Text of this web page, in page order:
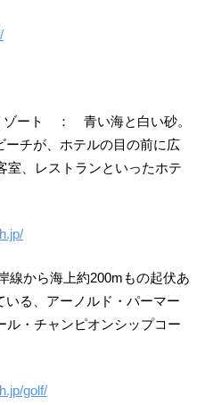
ゾート ： 青い海と白い砂。
チが、ホテルの目の前に広
室、レストランといったホテ
から海上約200mもの起伏あ
いる、アーノルド・パーマー
ル・チャンピオンシップコー
golf/